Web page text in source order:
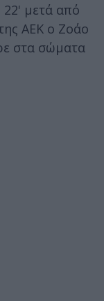
22' μετά από
ΑΕΚ ο Ζοάο
στα σώματα